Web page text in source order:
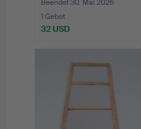
Beendet 30. Mai 2026
1 Gebot
32 USD